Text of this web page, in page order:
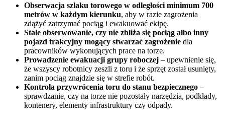
Obserwacja szlaku torowego w odległości minimum 700
metrów w każdym kierunku, aby w razie zagrożenia
zdążyć zatrzymać pociąg i ewakuować ekipę.
Stałe obserwowanie, czy nie zbliża się pociąg albo inny
pojazd trakcyjny mogący stwarzać zagrożenie dla
pracowników wykonujących prace na torze.
Prowadzenie ewakuacji grupy roboczej – upewnienie się,
że wszyscy robotnicy zeszli z toru i że sprzęt został usunięty,
zanim pociąg znajdzie się w strefie robót.
Kontrola przywrócenia toru do stanu bezpiecznego –
sprawdzanie, czy na torze nie pozostały narzędzia, podkłady,
kontenery, elementy infrastruktury czy odpady.